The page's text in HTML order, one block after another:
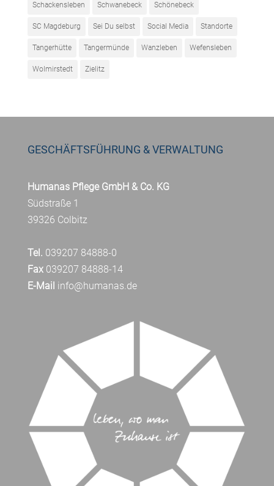
Schackensleben Schwanebeck Schönebeck
SC Magdeburg Sei Du selbst Social Media Standorte
Tangerhütte Tangermünde Wanzleben Wefensleben
Wolmirstedt Zielitz
GESCHÄFTSFÜHRUNG & VERWALTUNG
Humanas Pflege GmbH & Co. KG
Südstraße 1
39326 Colbitz
Tel. 039207 84888-0
Fax039207 84888-14
E-Mail info@humanas.de